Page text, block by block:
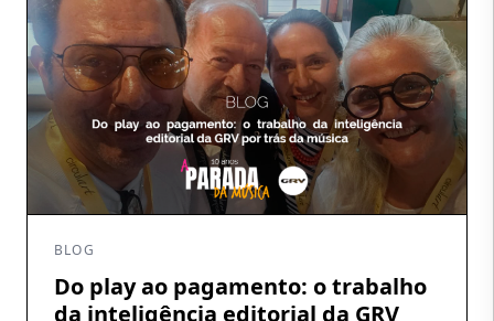
BLOG
Do play ao pagamento: o trabalho
da inteligência editorial da GRV